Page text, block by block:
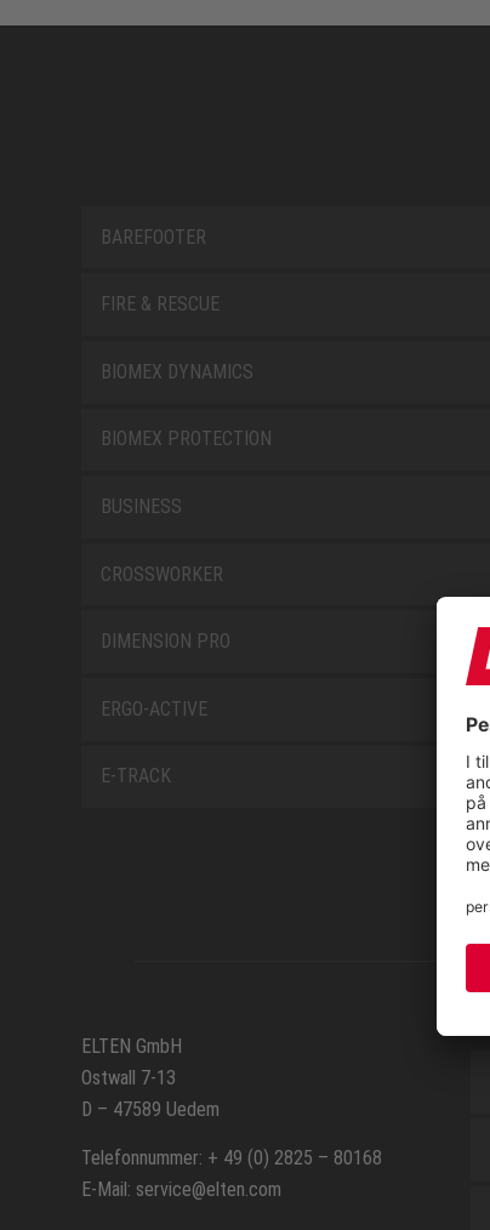
BAREFOOTER
FIRE & RESCUE
BIOMEX DYNAMICS
BIOMEX PROTECTION
BUSINESS
CROSSWORKER
DIMENSION PRO
ERGO-ACTIVE
E-TRACK
ELTEN GmbH
Ostwall 7-13
D – 47589 Uedem
Telefonnummer: + 49 (0) 2825 – 80168
E-Mail: service@elten.com